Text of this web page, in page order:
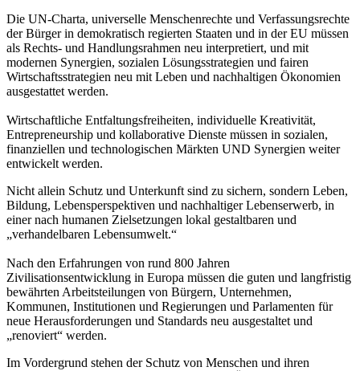
Die UN-Charta, universelle Menschenrechte und Verfassungsrechte
der Bürger in demokratisch regierten Staaten und in der EU müssen
als Rechts- und Handlungsrahmen neu interpretiert, und mit
modernen Synergien, sozialen Lösungsstrategien und fairen
Wirtschaftsstrategien neu mit Leben und nachhaltigen Ökonomien
ausgestattet werden.
Wirtschaftliche Entfaltungsfreiheiten, individuelle Kreativität,
Entrepreneurship und kollaborative Dienste müssen in sozialen,
finanziellen und technologischen Märkten UND Synergien weiter
entwickelt werden.
Nicht allein Schutz und Unterkunft sind zu sichern, sondern Leben,
Bildung, Lebensperspektiven und nachhaltiger Lebenserwerb, in
einer nach humanen Zielsetzungen lokal gestaltbaren und
„verhandelbaren Lebensumwelt.“
Nach den Erfahrungen von rund 800 Jahren
Zivilisationsentwicklung in Europa müssen die guten und langfristig
bewährten Arbeitsteilungen von Bürgern, Unternehmen,
Kommunen, Institutionen und Regierungen und Parlamenten für
neue Herausforderungen und Standards neu ausgestaltet und
„renoviert“ werden.
Im Vordergrund stehen der Schutz von Menschen und ihren